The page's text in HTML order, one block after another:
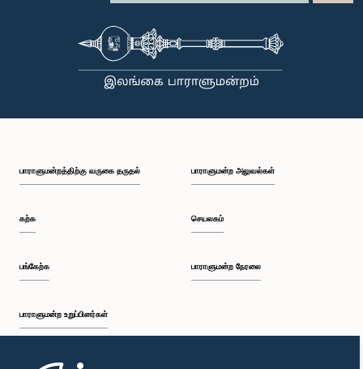
பாராளுமன்றத்திற்கு வருகை தருதல்
கற்க
பங்கேற்க
பாராளுமன்ற உறுப்பினர்கள்
முதற்பக்கம்
பாராளுமன்ற அலுவல்கள்
செயலகம்
பாராளுமன்ற நேரலை